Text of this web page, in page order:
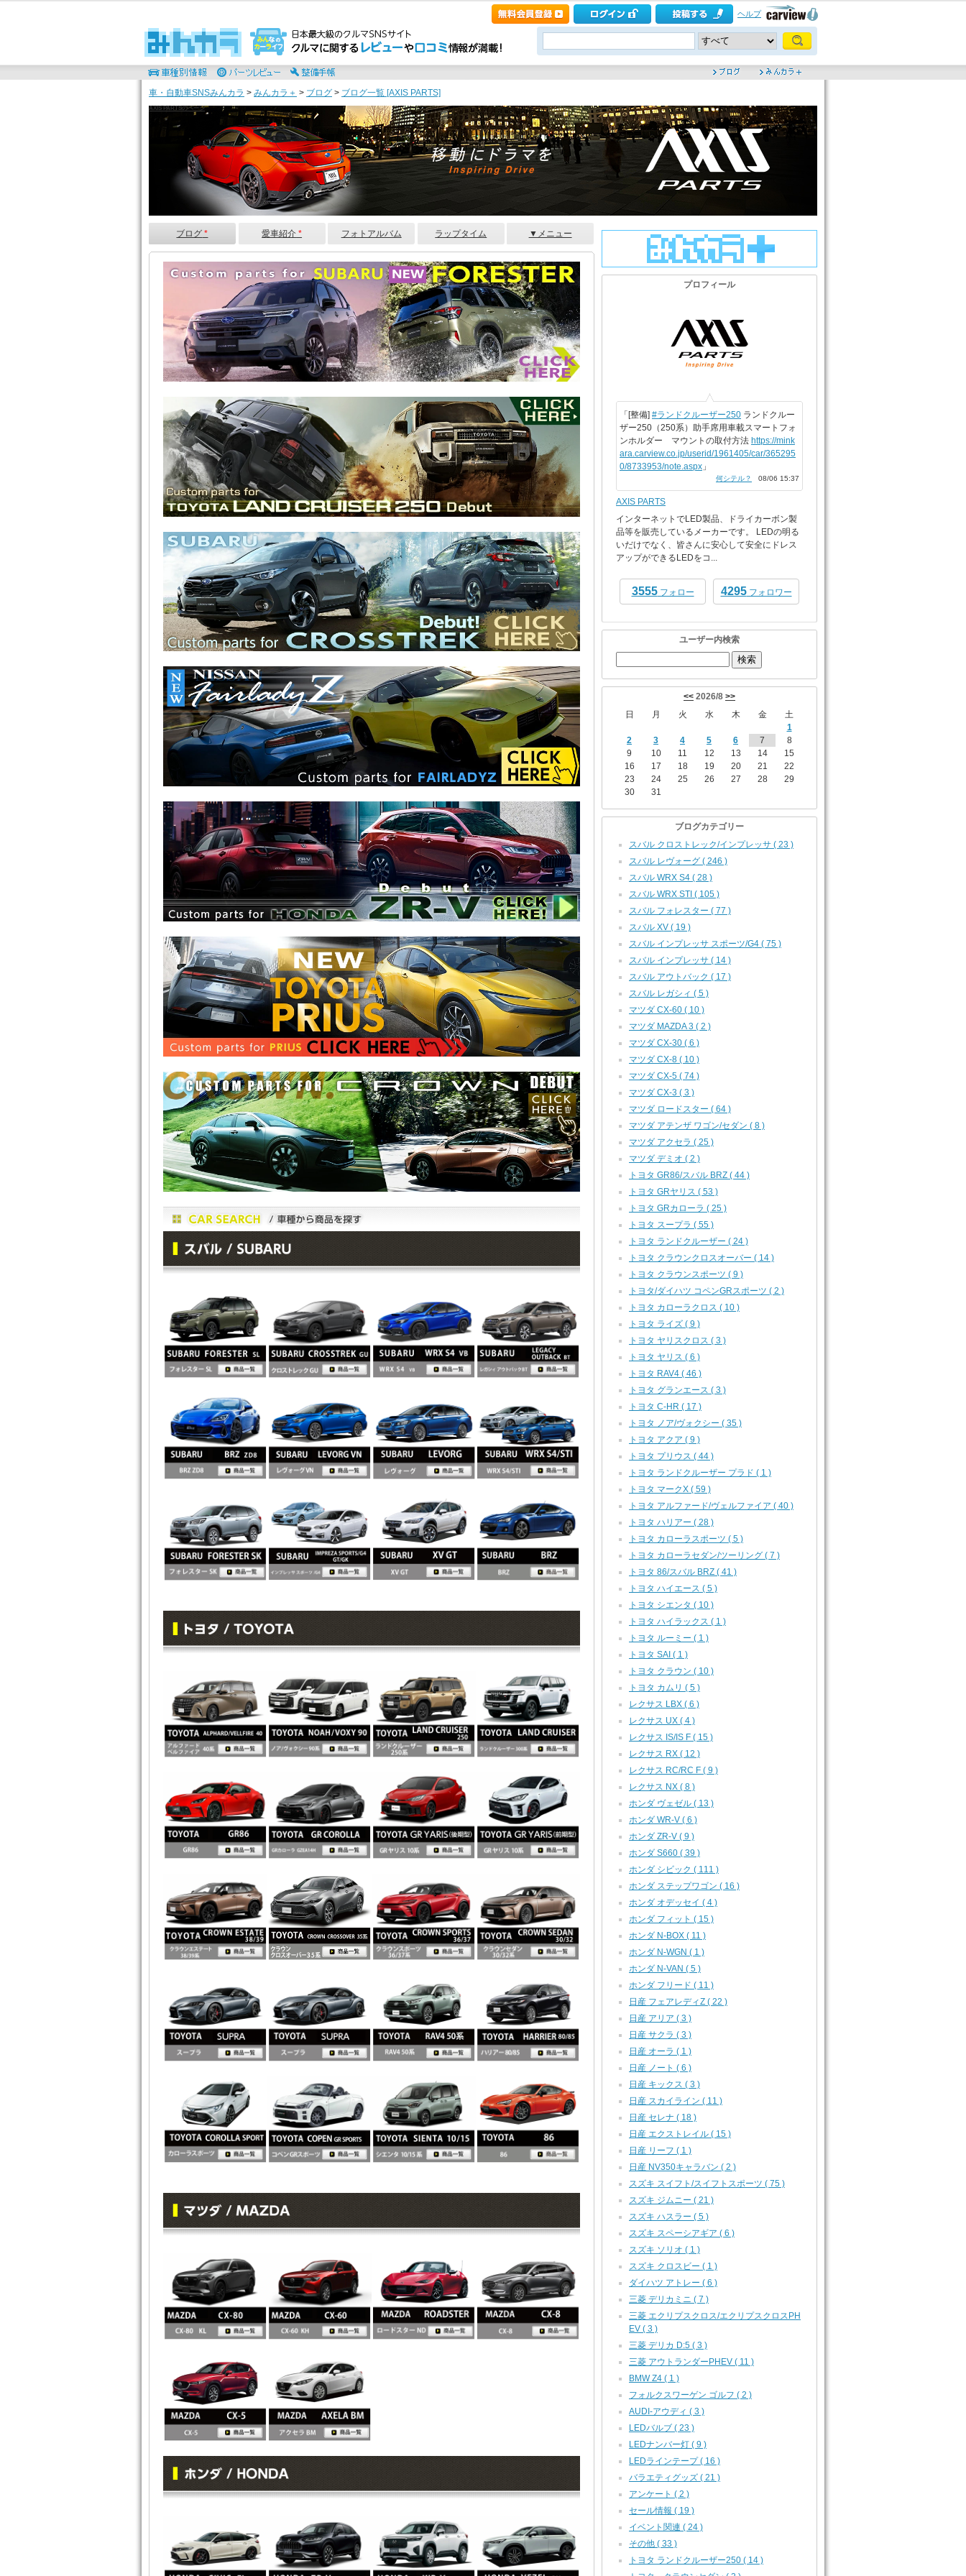
ヘルプ
車・自動車SNSみんカラ > みんカラ＋ > ブログ > ブログ一覧 [AXIS PARTS]
AXIS PARTSのページ
ブログ * 愛車紹介 * フォトアルバム ラップタイム ▼メニュー
プロフィール
「[整備] #ランドクルーザー250 ランドクルー
ザー250（250系）助手席用車載スマートフォ
ンホルダー マウントの取付方法 https://mink
ara.carview.co.jp/userid/1961405/car/365295
0/8733953/note.aspx 」
何シテル？ 08/06 15:37
AXIS PARTS
インターネットでLED製品、ドライカーボン製
品等を販売しているメーカーです。 LEDの明る
いだけでなく、皆さんに安心して安全にドレス
アップができるLEDをコ...
3555フォロー 4295フォロワー
ユーザー内検索
<< 2026/8 >>
日
月 火 水 木 金
土
1
2
3 4 5 6 7
8
9
10 11 12 13 14
15
16
17 18 19 20 21
22
23
24 25 26 27 28
29
30
31
ブログカテゴリー
スバル クロストレック/インプレッサ ( 23 )
スバル レヴォーグ ( 246 )
スバル WRX S4 ( 28 )
スバル WRX STI ( 105 )
スバル フォレスター ( 77 )
スバル XV ( 19 )
スバル インプレッサ スポーツ/G4 ( 75 )
スバル インプレッサ ( 14 )
スバル アウトバック ( 17 )
スバル レガシィ ( 5 )
マツダ CX-60 ( 10 )
マツダ MAZDA 3 ( 2 )
マツダ CX-30 ( 6 )
マツダ CX-8 ( 10 )
マツダ CX-5 ( 74 )
マツダ CX-3 ( 3 )
マツダ ロードスター ( 64 )
マツダ アテンザ ワゴン/セダン ( 8 )
マツダ アクセラ ( 25 )
マツダ デミオ ( 2 )
トヨタ GR86/スバル BRZ ( 44 )
トヨタ GRヤリス ( 53 )
トヨタ GRカローラ ( 25 )
トヨタ スープラ ( 55 )
トヨタ ランドクルーザー ( 24 )
トヨタ クラウンクロスオーバー ( 14 )
トヨタ クラウンスポーツ ( 9 )
トヨタ/ダイハツ コペンGRスポーツ ( 2 )
トヨタ カローラクロス ( 10 )
トヨタ ライズ ( 9 )
トヨタ ヤリスクロス ( 3 )
トヨタ ヤリス ( 6 )
トヨタ RAV4 ( 46 )
トヨタ グランエース ( 3 )
トヨタ C-HR ( 17 )
トヨタ ノア/ヴォクシー ( 35 )
トヨタ アクア ( 9 )
トヨタ プリウス ( 44 )
トヨタ ランドクルーザー プラド ( 1 )
トヨタ マークX ( 59 )
トヨタ アルファード/ヴェルファイア ( 40 )
トヨタ ハリアー ( 28 )
トヨタ カローラスポーツ ( 5 )
トヨタ カローラセダン/ツーリング ( 7 )
トヨタ 86/スバル BRZ ( 41 )
トヨタ ハイエース ( 5 )
トヨタ シエンタ ( 10 )
トヨタ ハイラックス ( 1 )
トヨタ ルーミー ( 1 )
トヨタ SAI ( 1 )
トヨタ クラウン ( 10 )
トヨタ カムリ ( 5 )
レクサス LBX ( 6 )
レクサス UX ( 4 )
レクサス IS/IS F ( 15 )
レクサス RX ( 12 )
レクサス RC/RC F ( 9 )
レクサス NX ( 8 )
ホンダ ヴェゼル ( 13 )
ホンダ WR-V ( 6 )
ホンダ ZR-V ( 9 )
ホンダ S660 ( 39 )
ホンダ シビック ( 111 )
ホンダ ステップワゴン ( 16 )
ホンダ オデッセイ ( 4 )
ホンダ フィット ( 15 )
ホンダ N-BOX ( 11 )
ホンダ N-WGN ( 1 )
ホンダ N-VAN ( 5 )
ホンダ フリード ( 11 )
日産 フェアレディZ ( 22 )
日産 アリア ( 3 )
日産 サクラ ( 3 )
日産 オーラ ( 1 )
日産 ノート ( 6 )
日産 キックス ( 3 )
日産 スカイライン ( 11 )
日産 セレナ ( 18 )
日産 エクストレイル ( 15 )
日産 リーフ ( 1 )
日産 NV350キャラバン ( 2 )
スズキ スイフト/スイフトスポーツ ( 75 )
スズキ ジムニー ( 21 )
スズキ ハスラー ( 5 )
スズキ スペーシアギア ( 6 )
スズキ ソリオ ( 1 )
スズキ クロスビー ( 1 )
ダイハツ アトレー ( 6 )
三菱 デリカミニ ( 7 )
三菱 エクリプスクロス/エクリプスクロスPH
EV ( 3 )
三菱 デリカ D:5 ( 3 )
三菱 アウトランダーPHEV ( 11 )
BMW Z4 ( 1 )
フォルクスワーゲン ゴルフ ( 2 )
AUDI-アウディ ( 3 )
LEDバルブ ( 23 )
LEDナンバー灯 ( 9 )
LEDラインテープ ( 16 )
バラエティグッズ ( 21 )
アンケート ( 2 )
セール情報 ( 19 )
イベント関連 ( 24 )
その他 ( 33 )
トヨタ ランドクルーザー250 ( 14 )